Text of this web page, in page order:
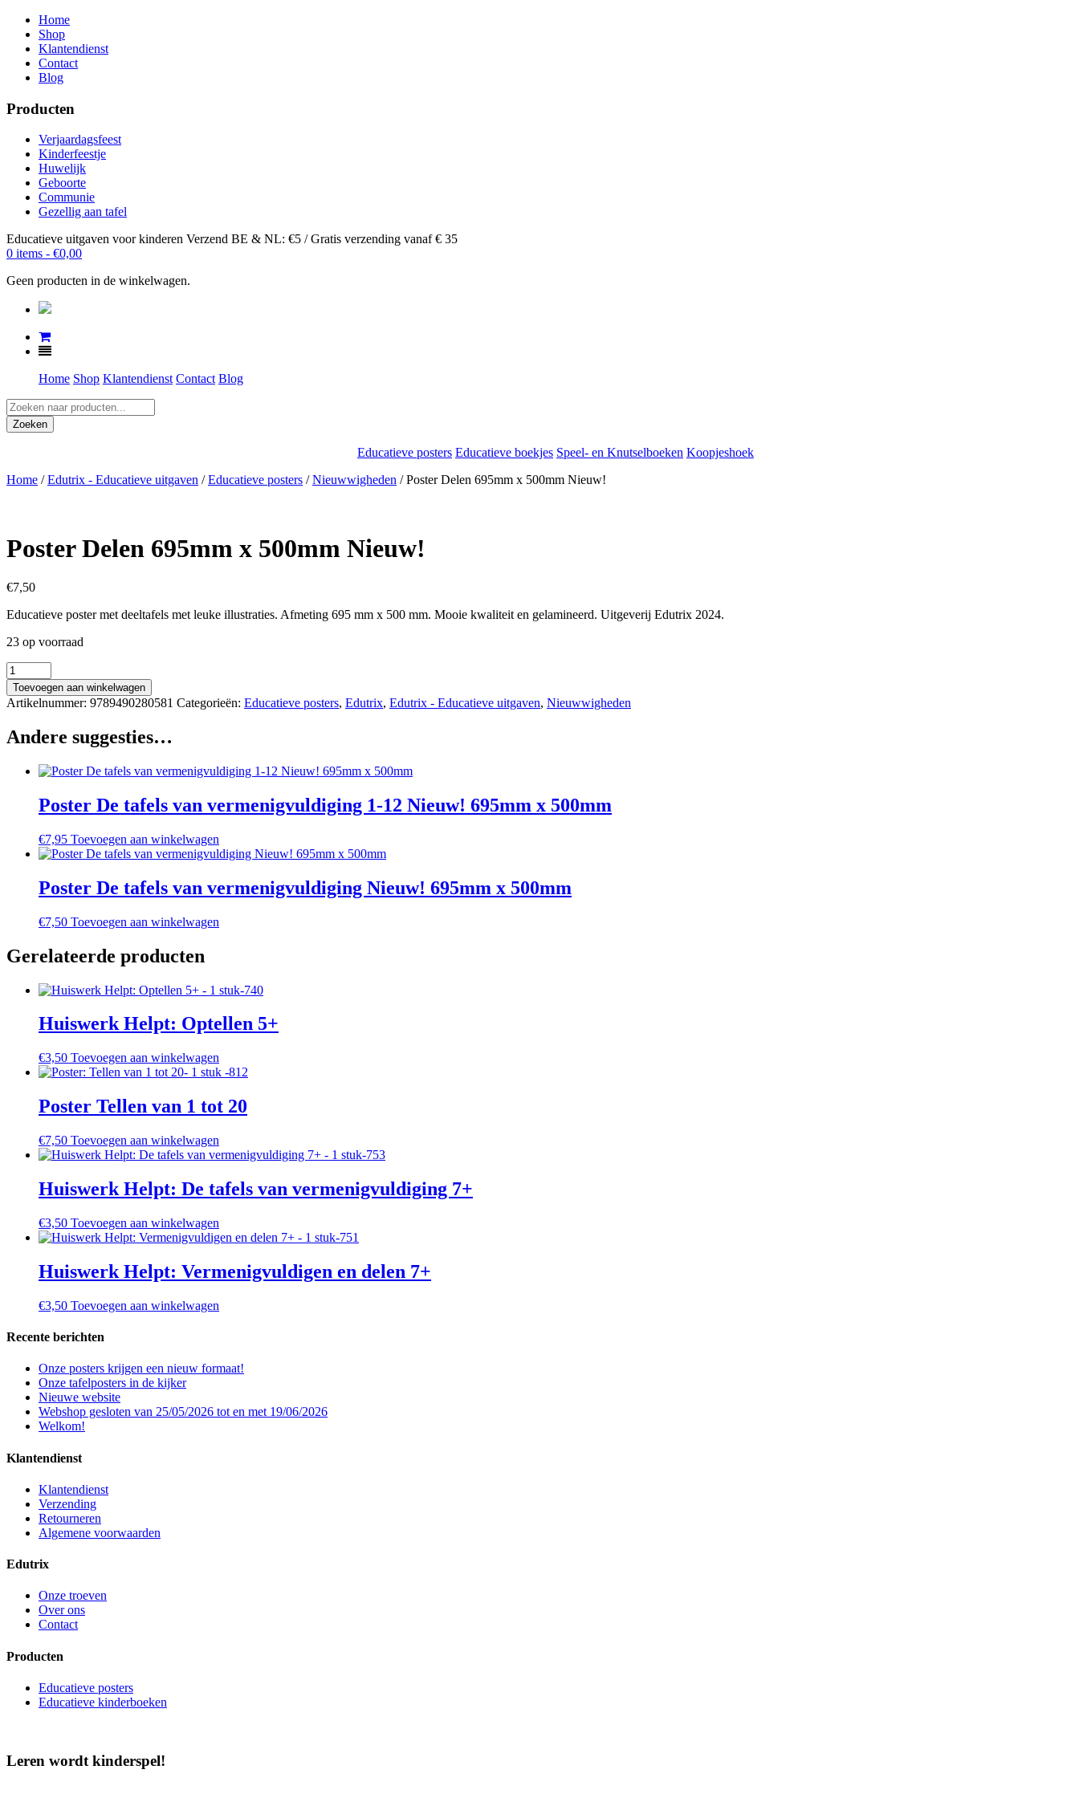
Home
Shop
Klantendienst
Contact
Blog
Producten
Verjaardagsfeest
Kinderfeestje
Huwelijk
Geboorte
Communie
Gezellig aan tafel
Educatieve uitgaven voor kinderen Verzend BE & NL: €5 / Gratis verzending vanaf € 35
0 items - €0,00
Geen producten in de winkelwagen.
Home Shop Klantendienst Contact Blog
Producten
zoeken
Zoeken
Educatieve posters Educatieve boekjes Speel- en Knutselboeken Koopjeshoek
Home /Edutrix - Educatieve uitgaven /Educatieve posters /Nieuwwigheden / Poster Delen 695mm x 500mm Nieuw!
Poster Delen 695mm x 500mm Nieuw!
€7,50
Educatieve poster met deeltafels met leuke illustraties. Afmeting 695 mm x 500 mm. Mooie kwaliteit en gelamineerd. Uitgeverij Edutrix 2024.
23 op voorraad
Poster
Delen
695mm
x
Nieuw!
Toevoegen aan winkelwagen
Artikelnummer: 9789490280581 Categorieën: Educatieve posters, Edutrix, Edutrix - Educatieve uitgaven, Nieuwwigheden
Andere suggesties…
Poster De tafels van vermenigvuldiging 1-12 Nieuw! 695mm x 500mm
€7,95 Toevoegen aan winkelwagen
Poster De tafels van vermenigvuldiging Nieuw! 695mm x 500mm
€7,50 Toevoegen aan winkelwagen
Gerelateerde producten
Huiswerk Helpt: Optellen 5+
€3,50 Toevoegen aan winkelwagen
Poster Tellen van 1 tot 20
€7,50 Toevoegen aan winkelwagen
Huiswerk Helpt: De tafels van vermenigvuldiging 7+
€3,50 Toevoegen aan winkelwagen
Huiswerk Helpt: Vermenigvuldigen en delen 7+
€3,50 Toevoegen aan winkelwagen
Recente berichten
Onze posters krijgen een nieuw formaat!
Onze tafelposters in de kijker
Nieuwe website
Webshop gesloten van 25/05/2026 tot en met 19/06/2026
Welkom!
Klantendienst
Klantendienst
Verzending
Retourneren
Algemene voorwaarden
Edutrix
Onze troeven
Over ons
Contact
Producten
Educatieve posters
Educatieve kinderboeken
Leren wordt kinderspel!